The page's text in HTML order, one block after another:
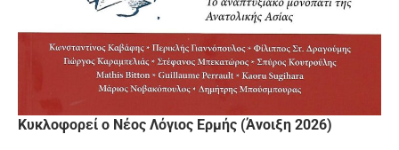
Κυκλοφορεί ο Νέος Λόγιος Ερμής (Άνοιξη 2026)